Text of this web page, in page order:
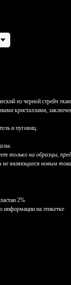
из черной стрейч
кристаллами,
и пуговиц.
только на образцы,
не являющиеся новым
2%
информации на этикетке